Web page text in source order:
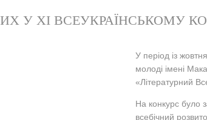
У ХІ ВСЕУКРАЇНСЬКОМУ
У період із
молоді імені
«Літературний
На конкурс було
всебічний